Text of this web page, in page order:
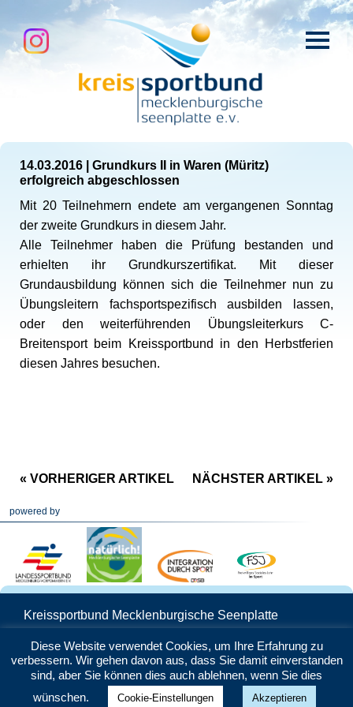
14.03.2016
Grundkurs II in Waren (Müritz)
erfolgreich abgeschlossen
Mit 20 Teilnehmern endete am vergangenen Sonntag
der zweite Grundkurs in diesem Jahr.
Alle Teilnehmer haben die Prüfung bestanden und
erhielten ihr Grundkurszertifikat. Mit dieser
Grundausbildung können sich die Teilnehmer nun zu
Übungsleitern fachsportspezifisch ausbilden lassen,
oder den weiterführenden Übungsleiterkurs C-
Breitensport beim Kreissportbund in den Herbstferien
diesen Jahres besuchen.
NÄCHSTER ARTIKEL »
« VORHERIGER ARTIKEL
powered by
Kreissportbund Mecklenburgische Seenplatte
Telefon: 0395 5706160 | Mail:info@ksb-
seenplatte.de
Datenschutz
Impressum
Diese Website verwendet Cookies, um Ihre Erfahrung zu
verbessern. Wir gehen davon aus, dass Sie damit einverstanden
sind, aber Sie können dies auch ablehnen, wenn Sie dies
wünschen.
Cookie-Einstellungen Akzeptieren